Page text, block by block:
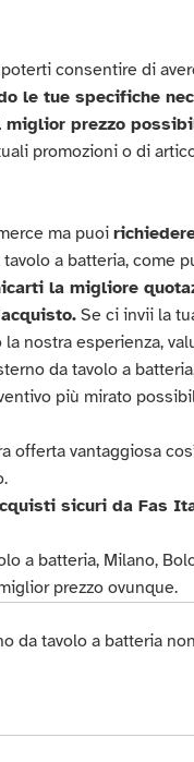
consentire di
le tue specifiche
miglior prezzo
promozioni o di
ma puoi
a batteria, come
la migliore
Se ci invii la
nostra esperienza,
da tavolo a
più mirato
offerta vantaggiosa
sicuri da Fas
a batteria, Milano,
prezzo ovunque.
da tavolo a batteria